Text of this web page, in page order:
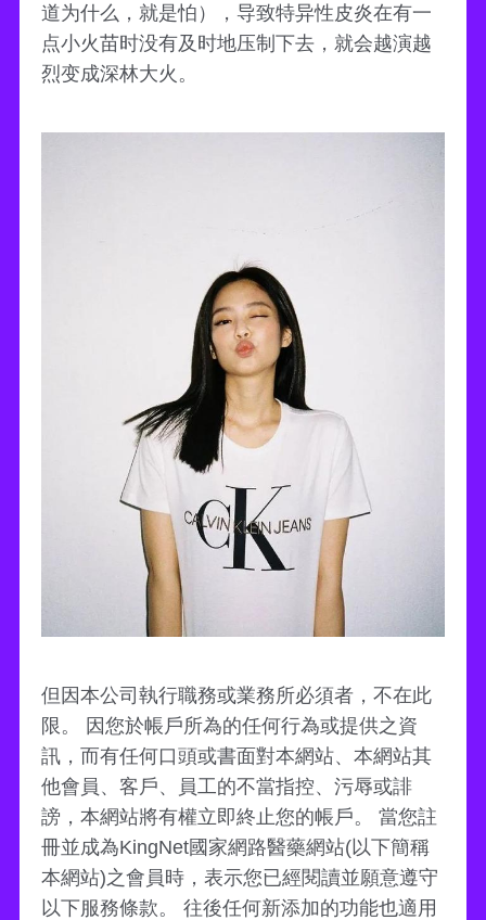
道为什么，就是怕），导致特异性皮炎在有一
点小火苗时没有及时地压制下去，就会越演越
烈变成深林大火。
但因本公司執行職務或業務所必須者，不在此
限。 因您於帳戶所為的任何行為或提供之資
訊，而有任何口頭或書面對本網站、本網站其
他會員、客戶、員工的不當指控、污辱或誹
謗，本網站將有權立即終止您的帳戶。 當您註
冊並成為KingNet國家網路醫藥網站(以下簡稱
本網站)之會員時，表示您已經閱讀並願意遵守
以下服務條款。 往後任何新添加的功能也適用